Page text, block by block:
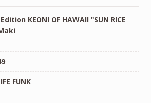
KEONI OF HAWAII "SUN RICE
FUNK